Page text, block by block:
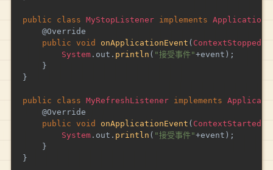
public class MyStopListener implements
@Override
public void onApplicationEvent (
System . out . println ( "接受事件"+event ) ;
}
}
public class MyRefreshListener implements
@Override
public void onApplicationEvent (
System . out . println ( "接受事件"+event ) ;
}
}